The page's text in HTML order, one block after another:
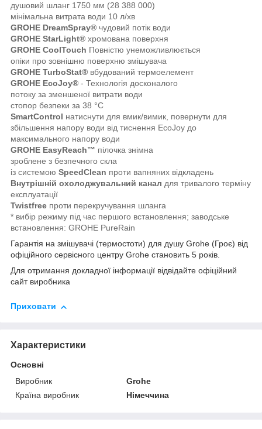
душовий шланг 1750 мм (28 388 000)
мінімальна витрата води 10 л/хв
GROHE DreamSpray® чудовий потік води
GROHE StarLight® хромована поверхня
GROHE CoolTouch Повністю унеможливлюється
опіки про зовнішню поверхню змішувача
GROHE TurboStat® вбудований термоелемент
GROHE EcoJoy® - Технологія досконалого
потоку за зменшеної витрати води
стопор безпеки за 38 °C
SmartControl натиснути для вмик/вимик, повернути для
збільшення напору води від тиснення EcoJoy до
максимального напору води
GROHE EasyReach™ пілочка знімна
зроблене з безпечного скла
із системою SpeedClean проти вапняних відкладень
Внутрішній охолоджувальний канал для тривалого терміну
експлуатації
Twistfree проти перекручування шланга
* вибір режиму під час першого встановлення; заводське
встановлення: GROHE PureRain
Гарантія на змішувачі (термостоти) для душу Grohe (Гроє) від
офіційного сервісного центру Grohe становить 5 років.
Для отримання докладної інформації відвідайте офіційний
сайт виробника
Приховати
Характеристики
Основні
Виробник
Grohe
Країна виробник
Німеччина